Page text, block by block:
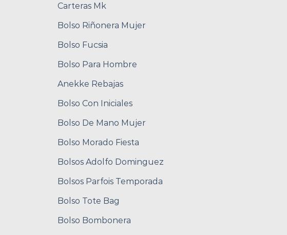
Carteras Mk
Bolso Riñonera Mujer
Bolso Fucsia
Bolso Para Hombre
Anekke Rebajas
Bolso Con Iniciales
Bolso De Mano Mujer
Bolso Morado Fiesta
Bolsos Adolfo Dominguez
Bolsos Parfois Temporada
Bolso Tote Bag
Bolso Bombonera